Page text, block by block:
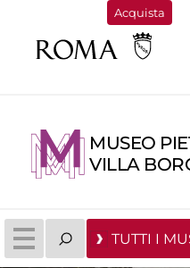
Acquista
MUSEO
VILLA
TUTTI I